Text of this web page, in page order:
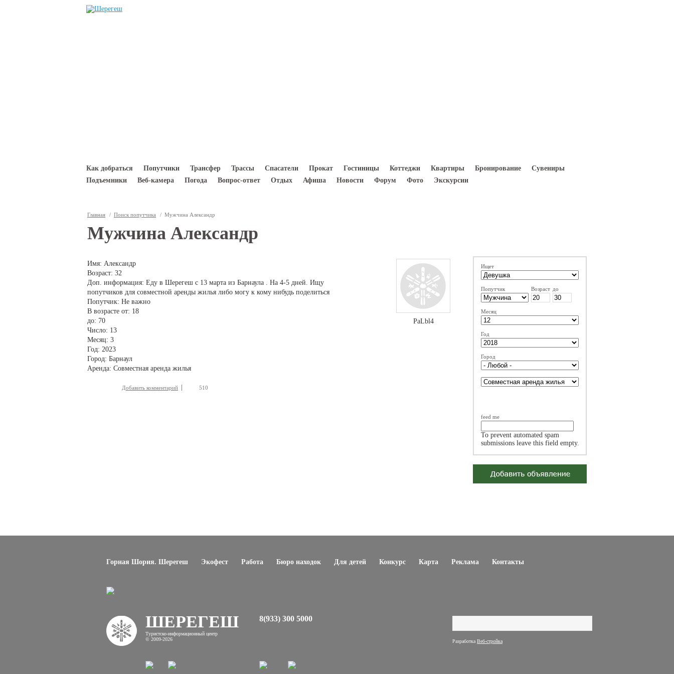
Перейти к основному содержанию
Как добраться Попутчики Трансфер Трассы Спасатели Прокат Гостиницы Коттеджи Квартиры Бронирование
Сувениры
Подъемники
Веб-камера Погода Вопрос-ответ Отдых Афиша Новости Форум Фото Экскурсии
Вы здесь
Главная / Поиск попутчика / Мужчина Александр
Мужчина Александр
PaLbl4
Имя: Александр
Возраст: 32
Доп. информация: Еду в Шерегеш с 13 марта из Барнаула . На 4-5 дней. Ищу
попутчиков для совместной аренды жилья либо могу к кому нибудь поделиться
Попутчик: Не важно
В возрасте от: 18
до: 70
Число: 13
Месяц: 3
Год: 2023
Город: Барнаул
Аренда: Совместная аренда жилья
Добавить комментарий 510
Ищет
Попутчик Возраст до
Месяц
Год
Город
feed me
To prevent automated spam
submissions leave this field empty.
Горная Шория. Шерегеш Экофест Работа Бюро находок Для детей Конкурс Карта Реклама Контакты
ШЕРЕГЕШ
Туристско-информационный центр
© 2009-2026
8(933) 300 5000
Разработка Веб-стройка
Форма поиска